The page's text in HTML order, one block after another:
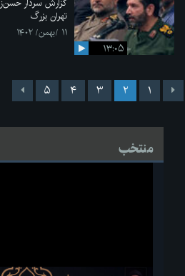
۱۳:۰۵
گزارش سردار
تهران بزرگ
۱۱ /بهمن/ ۱۴۰۲
۱ ۲ ۳ ۴ ۵
منتخب